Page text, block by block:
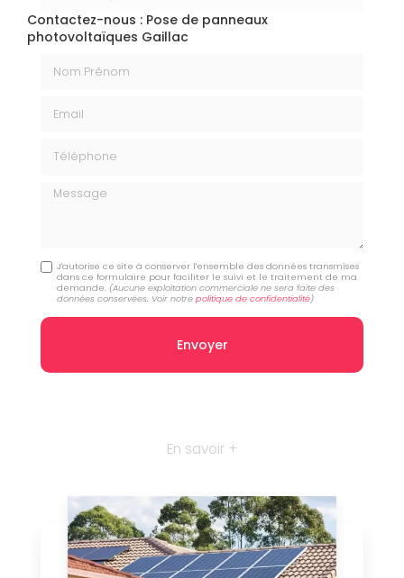
Contactez-nous : Pose de panneaux
photovoltaïques Gaillac
Message
J'autorise ce site à conserver l'ensemble des données transmises
dans ce formulaire pour faciliter le suivi et le traitement de ma
demande. (Aucune exploitation commerciale ne sera faite des
données conservées. Voir notrepolitique de confidentialité)
En savoir +